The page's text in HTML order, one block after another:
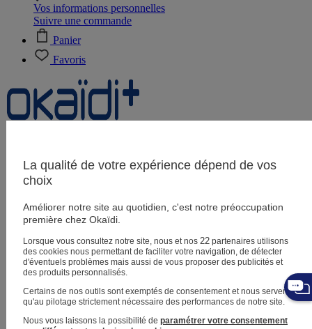
Vos informations personnelles
Suivre une commande
Panier
Favoris
Magasins
Aide et contact
Livraison
Retour
Bébé fille3 mois - 5 ans
La qualité de votre expérience dépend de vos
choix
Améliorer notre site au quotidien, c'est notre préoccupation
première chez Okaïdi.
Lorsque vous consultez notre site, nous et nos 22partenaires utilisons
des cookies nous permettant de faciliter votre navigation, de détecter
d'éventuels problèmes mais aussi de vous proposer des publicités et
des produits personnalisés.
Certains de nos outils sont exemptés de consentement et nous servent
qu'au pilotage strictement nécessaire des performances de notre site.
Nous vous laissons la possibilité de paramétrer votre consentement